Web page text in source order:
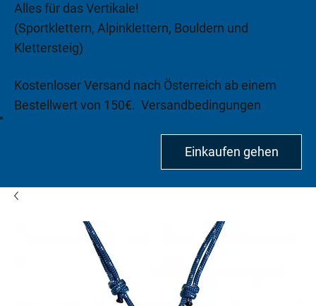
Alles für das Vertikale!
(Sportklettern, Alpinklettern, Bouldern und
Klettersteig)
Kostenloser Versand nach Österreich ab einem
Bestellwert von 150€. Versandbedingungen
Einkaufen gehen